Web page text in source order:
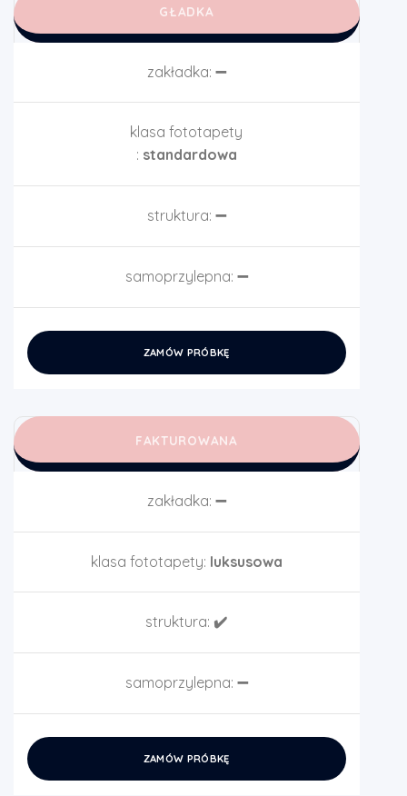
GŁADKA
zakładka: ➖
klasa fototapety
: standardowa
struktura: ➖
samoprzylepna: ➖
ZAMÓW PRÓBKĘ
FAKTUROWANA
zakładka: ➖
klasa fototapety: luksusowa
struktura: ✔️
samoprzylepna: ➖
ZAMÓW PRÓBKĘ